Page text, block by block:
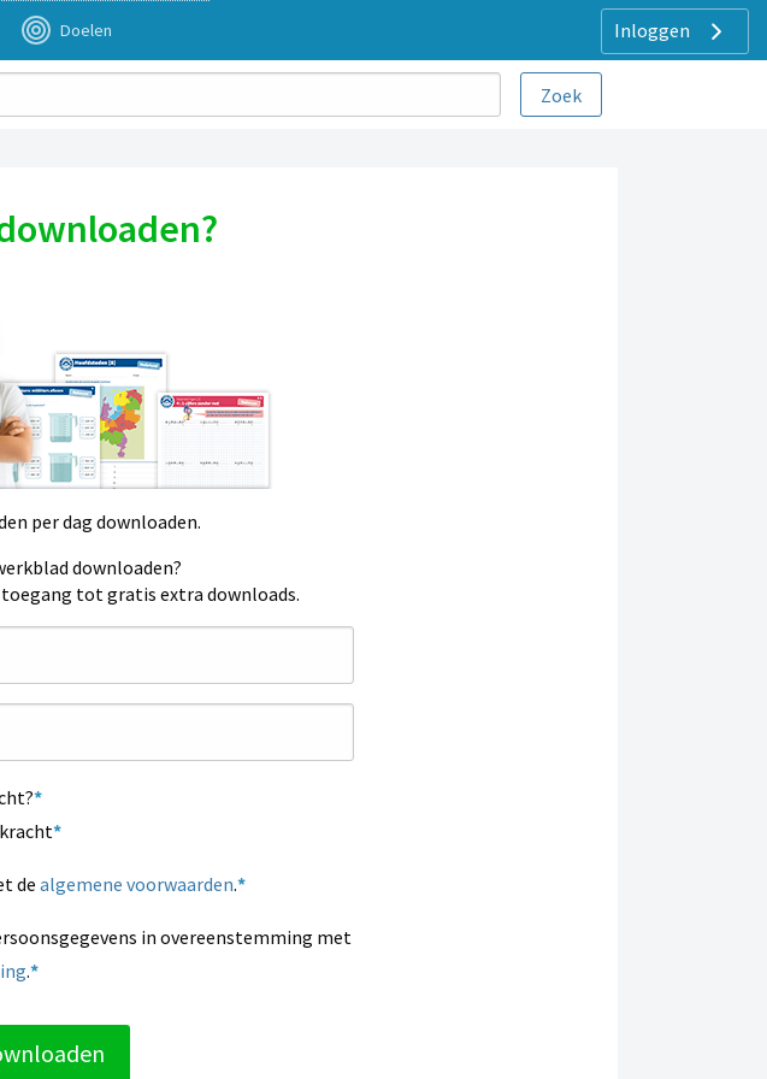
Inloggen
Doelen
per dag downloaden.
downloaden?
tot gratis extra downloads.
dealgemene voorwaarden.
in overeenstemming met
.